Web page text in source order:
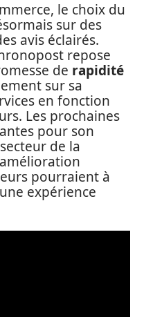
le choix du
sur des
avis éclairés.
repose
de rapidité
sur sa
en fonction
Les prochaines
pour son
de la
pourraient à
expérience